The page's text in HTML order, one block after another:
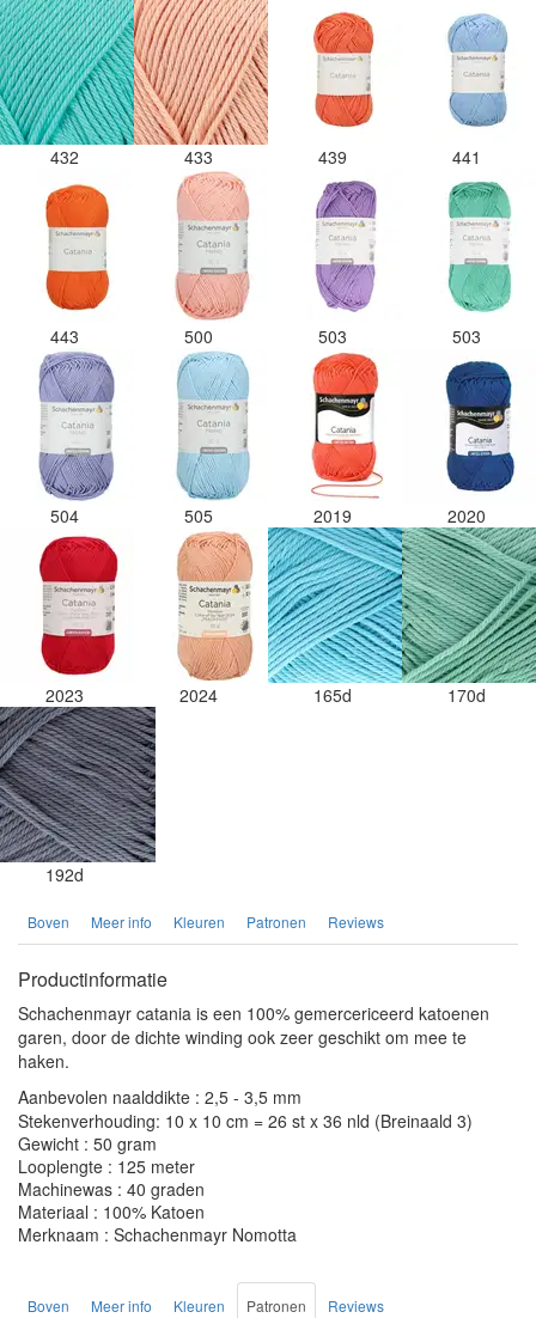
432 433 439 441
443 500 503 503
504 505 2019 2020
2023 2024 165d 170d
192d
Boven Meer info Kleuren Patronen Reviews
Productinformatie
Schachenmayr catania is een 100% gemercericeerd katoenen
garen, door de dichte winding ook zeer geschikt om mee te
haken.
Aanbevolen naalddikte : 2,5 - 3,5 mm
Stekenverhouding: 10 x 10 cm = 26 st x 36 nld (Breinaald 3)
Gewicht : 50 gram
Looplengte : 125 meter
Machinewas : 40 graden
Materiaal : 100% Katoen
Merknaam : Schachenmayr Nomotta
Boven Meer info Kleuren Patronen Reviews